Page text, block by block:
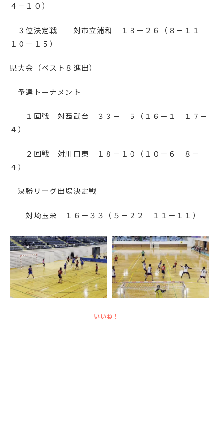
４－１０）
３位決定戦 対市立浦和 １８ー２６（８－１１
１０－１５）
県大会（ベスト８進出）
予選トーナメント
１回戦 対西武台 ３３－ ５（１６－１ １７－
４）
２回戦 対川口東 １８－１０（１０－６ ８－
４）
決勝リーグ出場決定戦
対埼玉栄 １６－３３（５－２２ １１－１１）
いいね！